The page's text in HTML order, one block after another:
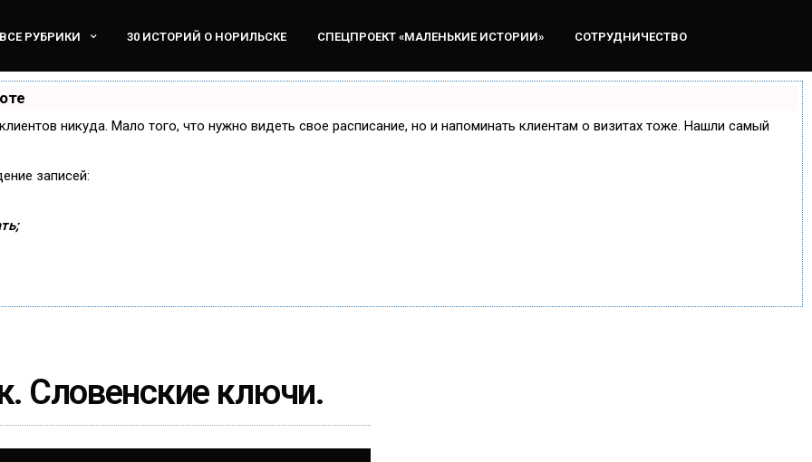
ВСЕ РУБРИКИ 30 ИСТОРИЙ О НОРИЛЬСКЕ СПЕЦПРОЕКТ «МАЛЕНЬКИЕ ИСТОРИИ» СОТРУДНИЧЕСТВО
никуда. Мало того, что нужно видеть свое расписание, но и напоминать клиентам о визитах тоже. Нашли самый
записей:
Словенские ключи.